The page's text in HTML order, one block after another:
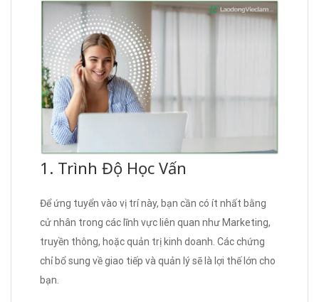
1. Trình Độ Học Vấn
Để ứng tuyển vào vị trí này, bạn cần có ít nhất bằng
cử nhân trong các lĩnh vực liên quan như Marketing,
truyền thông, hoặc quản trị kinh doanh. Các chứng
chỉ bổ sung về giao tiếp và quản lý sẽ là lợi thế lớn cho
bạn.